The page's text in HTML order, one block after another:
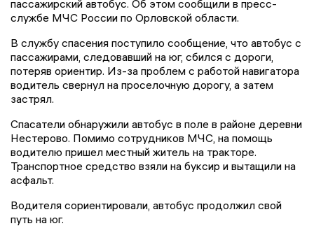
пассажирский автобус. Об этом сообщили в пресс-
службе МЧС России по Орловской области.
В службу спасения поступило сообщение, что автобус с
пассажирами, следовавший на юг, сбился с дороги,
потеряв ориентир. Из-за проблем с работой навигатора
водитель свернул на проселочную дорогу, а затем
застрял.
Спасатели обнаружили автобус в поле в районе деревни
Нестерово. Помимо сотрудников МЧС, на помощь
водителю пришел местный житель на тракторе.
Транспортное средство взяли на буксир и вытащили на
асфальт.
Водителя сориентировали, автобус продолжил свой
путь на юг.